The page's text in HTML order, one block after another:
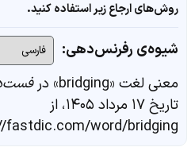
روش‌های ارجاع زیر استفاده کنید.
شیوه‌ی رفرنس‌دهی:
معنی لغت «bridging» در
تاریخ ۱۷ مرداد ۱۴۰۵، از
fastdic.com/word/bridging